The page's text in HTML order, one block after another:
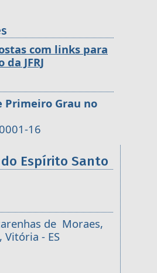
com links para
JFRJ
Primeiro Grau no
16
Espírito Santo
de Moraes,
Vitória - ES